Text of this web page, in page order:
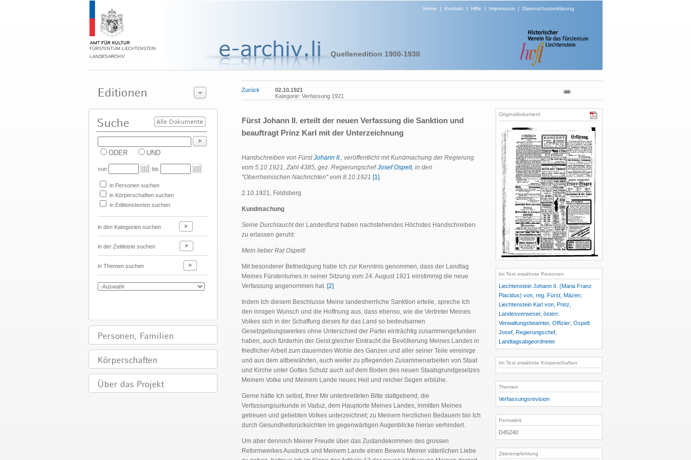
Home | Kontakt| Hilfe | Impressum| Datenschutzerklärung
Quellenedition 1900-1930
ODER UND
von bis
in Personen suchen
in Körperschaften suchen
in Editionstexten suchen
in den Kategorien suchen
in der Zeitleiste suchen
in Themen suchen
Zurück
02.10.1921
Kategorie: Verfassung 1921
Fürst Johann II. erteilt der neuen Verfassung die Sanktion und
beauftragt Prinz Karl mit der Unterzeichnung
Handschreiben von FürstJohann II., veröffentlicht mit Kundmachung der Regierung
vom 5.10.1921, Zahl 4385, gez. RegierungschefJosef Ospelt, in den
"Oberrheinischen Nachrichten" vom 8.10.1921 [1]
2.10.1921, Feldsberg
Kundmachung
Seine Durchlauchtder Landesfürst haben nachstehendes Höchstes Handschreiben
zu erlassen geruht:
Mein lieber Rat Ospelt!
Mit besonderer Befriedigung habe Ich zur Kenntnis genommen, dass der Landtag
Meines Fürstentumes in seiner Sitzung vom 24. August 1921 einstimmig die neue
Verfassung angenommen hat. [2]
Indem Ich diesem Beschlusse Meine landesherrliche Sanktion erteile, spreche Ich
den innigen Wunsch und die Hoffnung aus, dass ebenso, wie die Vertreter Meines
Volkes sich in der Schaffung dieses für das Land so bedeutsamen
Gesetzgebungswerkes ohne Unterschied der Partei einträchtig zusammengefunden
haben, auch fürderhin der Geist gleicher Eintracht die Bevölkerung Meines Landes in
friedlicher Arbeit zum dauernden Wohle des Ganzen und aller seiner Teile vereinige
und aus dem altbewährten, auch weiter zu pflegenden Zusammenarbeiten von Staat
und Kirche unter Gottes Schutz auch auf dem Boden des neuen Staatsgrundgesetzes
Meinem Volke und Meinem Lande neues Heil und reicher Segen erblühe.
Gerne hätte Ich selbst, Ihrer Mir unterbreiteten Bitte stattgebend, die
Verfassungsurkunde in Vaduz, dem Hauptorte Meines Landes, inmitten Meines
getreuen und geliebten Volkes unterzeichnet; zu Meinem herzlichen Bedauern bin Ich
durch Gesundheitsrücksichten im gegenwärtigen Augenblicke hieran verhindert.
Um aber dennoch Meiner Freude über das Zustandekommen des grossen
Reformwerkes Ausdruck und Meinem Lande einen Beweis Meiner väterlichen Liebe
Originaldokument
Im Text erwähnte Personen
Liechtenstein Johann II. (Maria Franz
Placidus) von, reg. Fürst, Mäzen;
Liechtenstein Karl von, Prinz,
Landesverweser, österr.
Verwaltungsbeamter, Offizier; Ospelt
Josef, Regierungschef,
Landtagsabgeordneter
Im Text erwähnte Körperschaften
Themen
Verfassungsrevision
Permalink
D45240
Zitierempfehlung